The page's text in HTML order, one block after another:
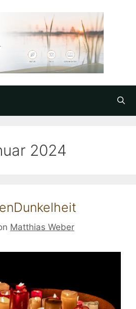
2024
Matthias Weber